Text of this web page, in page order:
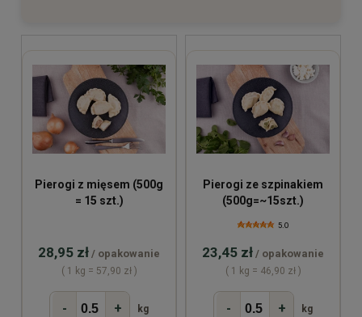
Pierogi z mięsem (500g
= 15 szt.)
28,95 zł / opakowanie
( 1 kg = 57,90 zł )
- + kg
Pierogi ze szpinakiem
(500g=~15szt.)
5.0
23,45 zł / opakowanie
( 1 kg = 46,90 zł )
- + kg